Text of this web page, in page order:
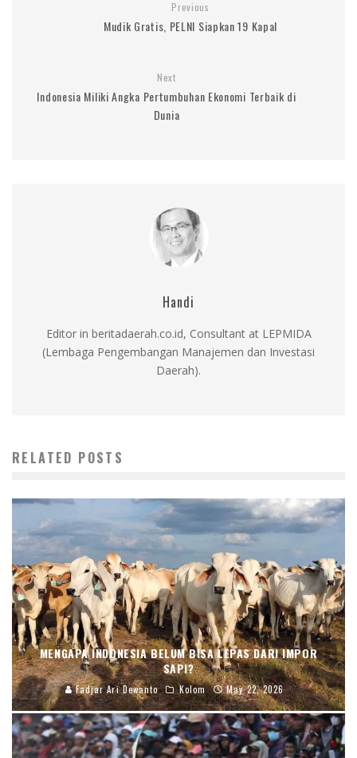
Previous
Mudik Gratis, PELNI Siapkan 19 Kapal
Next
Indonesia Miliki Angka Pertumbuhan Ekonomi Terbaik di
Dunia
Handi
Editor in beritadaerah.co.id, Consultant at LEPMIDA
(Lembaga Pengembangan Manajemen dan Investasi
Daerah).
RELATED POSTS
MENGAPA INDONESIA BELUM BISA LEPAS DARI IMPOR
SAPI?
Fadjar Ari Dewanto Kolom May 22, 2026